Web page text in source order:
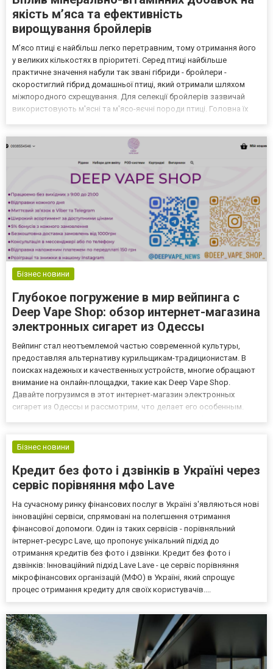
якість м’яса та ефективність
вирощування бройлерів
М’ясо птиці є найбільш легко перетравним, тому отримання його
у великих кількостях в пріоритеті. Серед птиці найбільше
практичне значення набули так звані гібриди - бройлери -
скоростиглий гібрид домашньої птиці, який отримали шляхом
міжпородного схрещування. Для селекції бройлерів зазвичай
використовують м'ясні та м'ясо-яєчні породи птиці. Головна їх
Бізнес новини
Глубокое погружение в мир вейпинга с
Deep Vape Shop: обзор интернет-магазина
электронных сигарет из Одессы
Вейпинг стал неотъемлемой частью современной культуры,
предоставляя альтернативу курильщикам-традиционистам. В
поисках надежных и качественных устройств, многие обращают
внимание на онлайн-площадки, такие как Deep Vape Shop.
Давайте погрузимся в этот интернет-магазин электронных
сигарет из Одессы и рассмотрим, что делает его особенным.
Vape Shop извест...
Бізнес новини
Кредит без фото і дзвінків в Україні через
сервіс порівняння мфо Lave
На сучасному ринку фінансових послуг в Україні з'являються нові
інноваційні сервіси, спрямовані на полегшення отримання
фінансової допомоги. Один із таких сервісів - порівняльний
інтернет-ресурс Lave, що пропонує унікальний підхід до
отримання кредитів без фото і дзвінки. Кредит без фото і
дзвінків: Інноваційний підхід Lave Lave - це сервіс порівняння
мікрофінансових організацій (МФО) в Україні, який спрощує
процес отримання кредиту для своїх користувачів....